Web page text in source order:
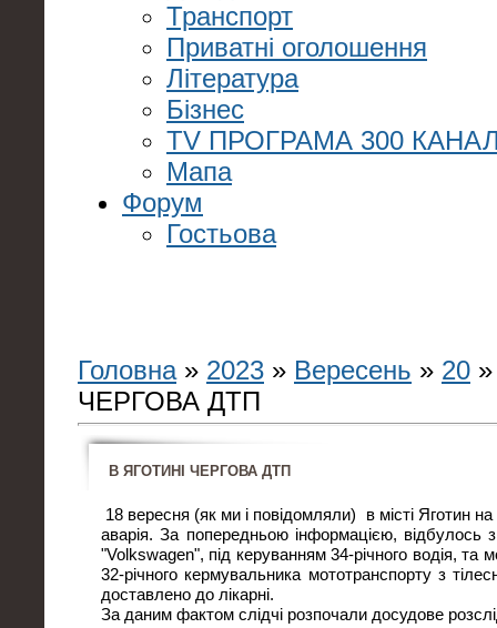
Транспорт
Приватні оголошення
Література
Бізнес
TV ПРОГРАМА 300
Мапа
Форум
Гостьова
Головна» 2023 » Вересень » 20
ЧЕРГОВА ДТП
В ЯГОТИНІ ЧЕРГОВА ДТП
18 вересня (як ми і повідомляли) в місті Яготин
аварія. За попередньою інформацією, відбулось
"Volkswagen", під керуванням 34-річного водія,
32-річного кермувальника мототранспорту з
доставлено до лікарні.
За даним фактом слідчі розпочали досудове